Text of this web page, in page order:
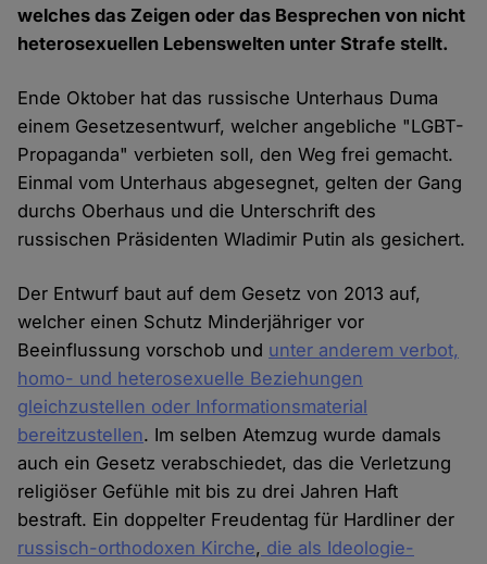
welches das Zeigen oder das Besprechen von nicht
heterosexuellen Lebenswelten unter Strafe stellt.
Ende Oktober hat das russische Unterhaus Duma
einem Gesetzesentwurf, welcher angebliche "LGBT-
Propaganda" verbieten soll, den Weg frei gemacht.
Einmal vom Unterhaus abgesegnet, gelten der Gang
durchs Oberhaus und die Unterschrift des
russischen Präsidenten Wladimir Putin als gesichert.
Der Entwurf baut auf dem Gesetz von 2013 auf,
welcher einen Schutz Minderjähriger vor
Beeinflussung vorschob und unter anderem verbot,
homo- und heterosexuelle Beziehungen
gleichzustellen oder Informationsmaterial
bereitzustellen. Im selben Atemzug wurde damals
auch ein Gesetz verabschiedet, das die Verletzung
religiöser Gefühle mit bis zu drei Jahren Haft
bestraft. Ein doppelter Freudentag für Hardliner der
russisch-orthodoxen Kirche, die als Ideologie-